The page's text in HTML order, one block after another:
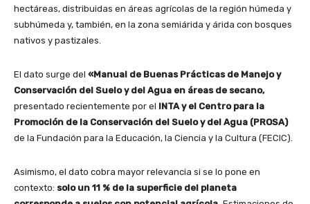
hectáreas, distribuidas en áreas agrícolas de la región húmeda y
subhúmeda y, también, en la zona semiárida y árida con bosques
nativos y pastizales.
El dato surge del «Manual de Buenas Prácticas de Manejo y
Conservación del Suelo y del Agua en áreas de secano,
presentado recientemente por el INTA y el Centro para la
Promoción de la Conservación del Suelo y del Agua (PROSA)
de la Fundación para la Educación, la Ciencia y la Cultura (FECIC).
Asimismo, el dato cobra mayor relevancia si se lo pone en
contexto: solo un 11 % de la superficie del planeta